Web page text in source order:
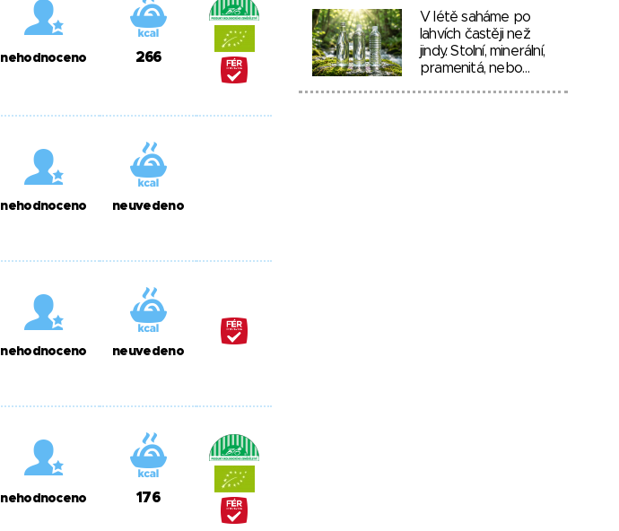
nehodnoceno 266
nehodnoceno neuvedeno
nehodnoceno neuvedeno
nehodnoceno 176
V létě saháme po
lahvích častěji než
jindy. Stolní, minerální,
pramenitá, nebo…